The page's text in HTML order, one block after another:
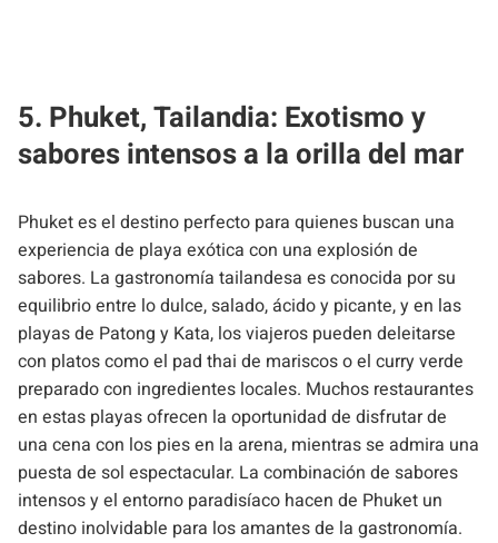
5. Phuket, Tailandia: Exotismo y
sabores intensos a la orilla del mar
Phuket es el destino perfecto para quienes buscan una
experiencia de playa exótica con una explosión de
sabores. La gastronomía tailandesa es conocida por su
equilibrio entre lo dulce, salado, ácido y picante, y en las
playas de Patong y Kata, los viajeros pueden deleitarse
con platos como el pad thai de mariscos o el curry verde
preparado con ingredientes locales. Muchos restaurantes
en estas playas ofrecen la oportunidad de disfrutar de
una cena con los pies en la arena, mientras se admira una
puesta de sol espectacular. La combinación de sabores
intensos y el entorno paradisíaco hacen de Phuket un
destino inolvidable para los amantes de la gastronomía.